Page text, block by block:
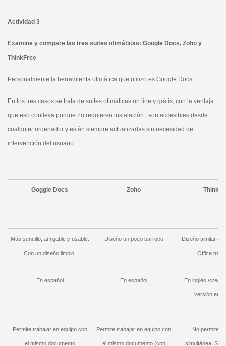
Actividad 3
Examine y compare las tres suites ofimáticas: Google Docs, Zoho y
ThinkFree
Personalmente la herramienta ofimática que utilizo es Google Docs.
En los tres casos se trata de suites ofimáticas on line y grátis, con la ventaja
que eso conlleva porque no requieren instalación , son accesibles desde
cualquier ordenador y están siempre actualizadas sin necesidad de
intervención del usuario.
Goggle Docs Zoho
Más sencillo, amigable y usable.
Con un diseño limpio.
Diseño un poco barroco Diseño similar al
Office
En español En español En inglés /creo
versión en
Permite trabajar en equipo con
el mismo documento
Permite trabajar en equipo con
el mismo documento (con
No permite la
simultánea.